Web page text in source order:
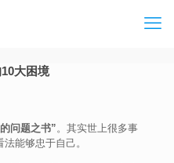
大困境
问题之书”。其实世上很多事
能够忠于自己。